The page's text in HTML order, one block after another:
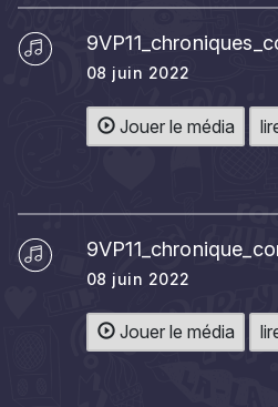
08 juin 2022
Jouer le média
08 juin 2022
Jouer le média